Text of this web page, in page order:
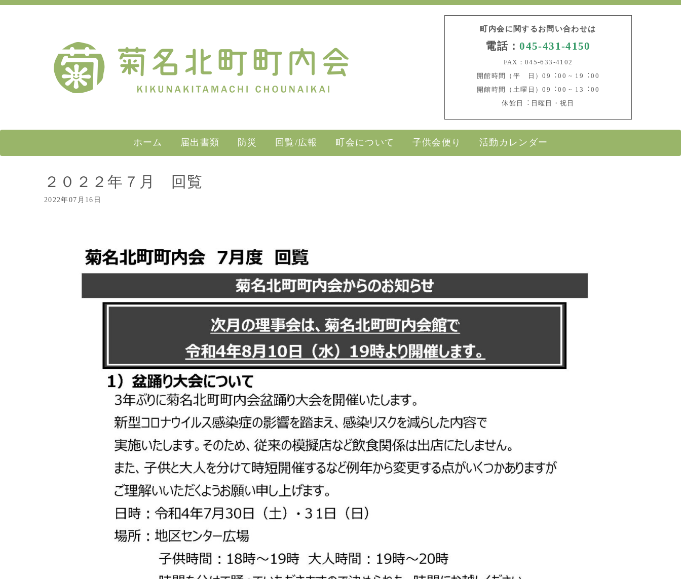
町内会に関するお問い合わせは
電話：045-431-4150
FAX：045-633-4102
開館時間（平 日）09︓00 ~ 19︓00
開館時間（土曜日）09︓00 ~ 13︓00
休館日︓日曜日・祝日
ホーム 届出書類 防災 回覧/広報 町会について 子供会便り 活動カレンダー
２０２２年７月 回覧
2022年07月16日